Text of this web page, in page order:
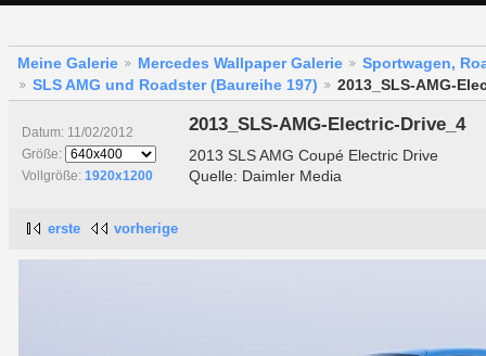
Meine Galerie Mercedes Wallpaper Galerie
Sportwagen,
SLS AMG und Roadster (Baureihe 197)
2013_SLS-AMG-
Datum: 11/02/2012
Größe:
Vollgröße: 1920x1200
2013_SLS-AMG-Electric-Drive_4
2013 SLS AMG Coupé Electric Drive
Quelle: Daimler Media
erste vorherige